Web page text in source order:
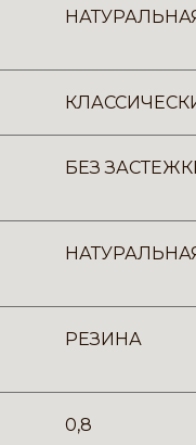
БЕЗ
РЕЗИНА
0,8